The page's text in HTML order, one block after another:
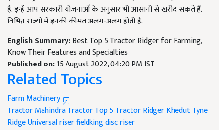
हैं. इन्हें आप सरकारी योजनाओं के अनुसार भी आसानी से खरीद सकते हैं.
विभिन्न राज्यों में इनकी कीमत अलग-अलग होती है.
English Summary:Best Top 5 Tractor Ridger for Farming,
Know Their Features and Specialties
Published on:15 August 2022, 04:20 PM IST
Related Topics
Farm Machinery
TractorMahindra TractorTop 5 Tractor RidgerKhedut Tyne
RidgeUniversal riserfieldking disc riser